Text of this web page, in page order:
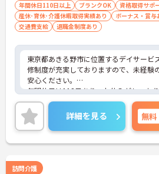
年間休日110日以上
ブランクOK 資格取得サポ
産休･育休･介護休暇取得実績あり
ボーナス・賞与
交通費支給
退職金制度あり
東京都あきる野市に位置するデイサービ
修制度が充実しておりますので、未経験
安心ください。
年間休日は113日あり、お休みがしっか
ますのでスタッフにとって理想の働き方
います。
ご興味のある方には、面接対策ポイント
に詳細をお話しいたしますのでお気軽に
さい！
詳細を見る 無料
訪問介護